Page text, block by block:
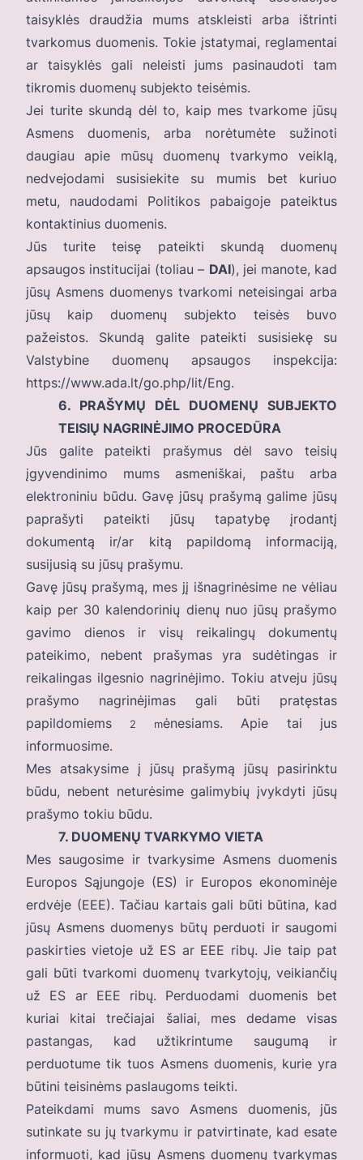
taisyklės draudžia mums atskleisti arba ištrinti
tvarkomus duomenis. Tokie įstatymai, reglamentai
ar taisyklės gali neleisti jums pasinaudoti tam
tikromis duomenų subjekto teisėmis.
Jei turite skundą dėl to, kaip mes tvarkome jūsų
Asmens duomenis, arba norėtumėte sužinoti
daugiau apie mūsų duomenų tvarkymo veiklą,
nedvejodami susisiekite su mumis bet kuriuo
metu, naudodami Politikos pabaigoje pateiktus
kontaktinius duomenis.
Jūs turite teisę pateikti skundą duomenų
apsaugos institucijai (toliau – DAI), jei manote, kad
jūsų Asmens duomenys tvarkomi neteisingai arba
jūsų kaip duomenų subjekto teisės buvo
pažeistos. Skundą galite pateikti susisiekę su
Valstybine duomenų apsaugos inspekcija:
https://www.ada.lt/go.php/lit/Eng.
6. PRAŠYMŲ DĖL DUOMENŲ SUBJEKTO
TEISIŲ NAGRINĖJIMO PROCEDŪRA
Jūs galite pateikti prašymus dėl savo teisių
įgyvendinimo mums asmeniškai, paštu arba
elektroniniu būdu. Gavę jūsų prašymą galime jūsų
paprašyti pateikti jūsų tapatybę įrodantį
dokumentą ir/ar kitą papildomą informaciją,
susijusią su jūsų prašymu.
Gavę jūsų prašymą, mes jį išnagrinėsime ne vėliau
kaip per 30 kalendorinių dienų nuo jūsų prašymo
gavimo dienos ir visų reikalingų dokumentų
pateikimo, nebent prašymas yra sudėtingas ir
reikalingas ilgesnio nagrinėjimo. Tokiu atveju jūsų
prašymo nagrinėjimas gali būti pratęstas
papildomiems
2 mėnesiams. Apie tai jus
informuosime.
Mes atsakysime į jūsų prašymą jūsų pasirinktu
būdu, nebent neturėsime galimybių įvykdyti jūsų
prašymo tokiu būdu.
7. DUOMENŲ TVARKYMO VIETA
Mes saugosime ir tvarkysime Asmens duomenis
Europos Sąjungoje (ES) ir Europos ekonominėje
erdvėje (EEE). Tačiau kartais gali būti būtina, kad
jūsų Asmens duomenys būtų perduoti ir saugomi
paskirties vietoje už ES ar EEE ribų. Jie taip pat
gali būti tvarkomi duomenų tvarkytojų, veikiančių
už ES ar EEE ribų. Perduodami duomenis bet
kuriai kitai trečiajai šaliai, mes dedame visas
pastangas, kad užtikrintume saugumą ir
perduotume tik tuos Asmens duomenis, kurie yra
būtini teisinėms paslaugoms teikti.
Pateikdami mums savo Asmens duomenis, jūs
sutinkate su jų tvarkymu ir patvirtinate, kad esate
informuoti, kad jūsų Asmens duomenų tvarkymas